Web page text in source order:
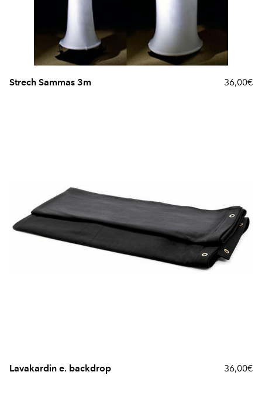
Strech Sammas 3m 36,00€
Lavakardin e. backdrop 36,00€